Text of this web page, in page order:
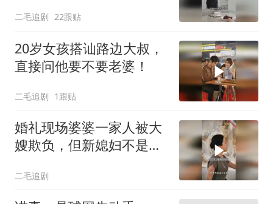
二毛追剧 22跟贴
20岁女孩搭讪路边大叔，
直接问他要不要老婆！
二毛追剧 1跟贴
婚礼现场婆婆一家人被大
嫂欺负，但新媳妇不是好
二毛追剧